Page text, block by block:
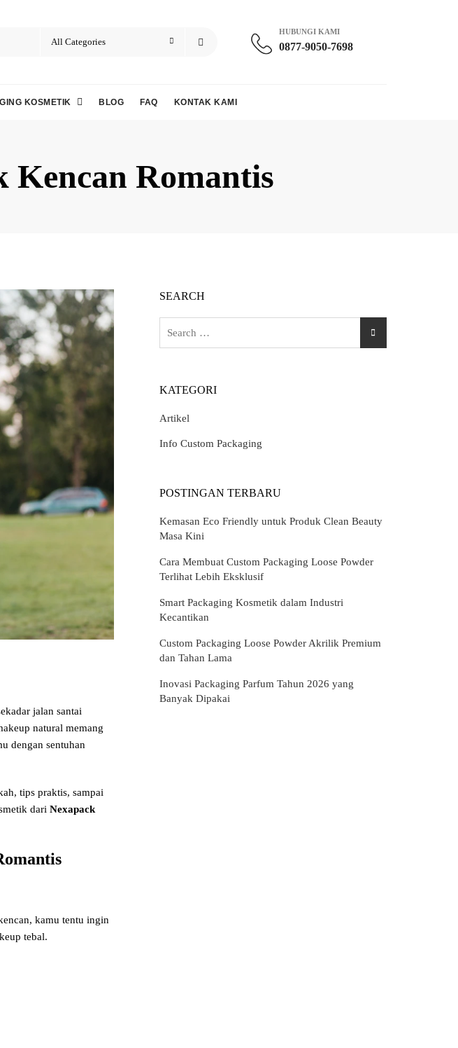
HUBUNGI KAMI
0877-9050-7698
KOSMETIK BLOG FAQ KONTAK KAMI
Romantis
jalan santai
natural memang
dengan sentuhan
tips praktis, sampai
dari Nexapack
kamu tentu ingin
tebal.
SEARCH
KATEGORI
Artikel
Info Custom Packaging
POSTINGAN TERBARU
Kemasan Eco Friendly untuk Produk Clean Beauty
Masa Kini
Cara Membuat Custom Packaging Loose Powder
Terlihat Lebih Eksklusif
Smart Packaging Kosmetik dalam Industri
Kecantikan
Custom Packaging Loose Powder Akrilik Premium
dan Tahan Lama
Inovasi Packaging Parfum Tahun 2026 yang
Banyak Dipakai